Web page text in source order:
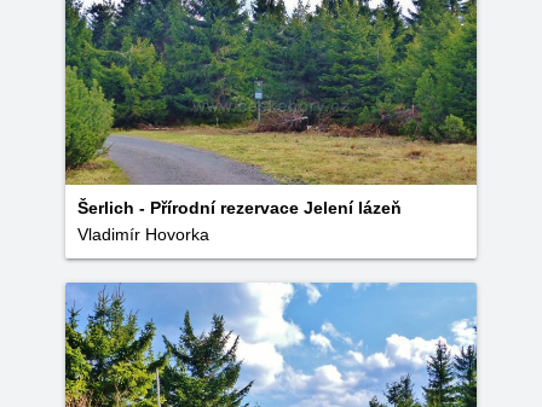
Šerlich - Přírodní rezervace Jelení lázeň
Vladimír Hovorka